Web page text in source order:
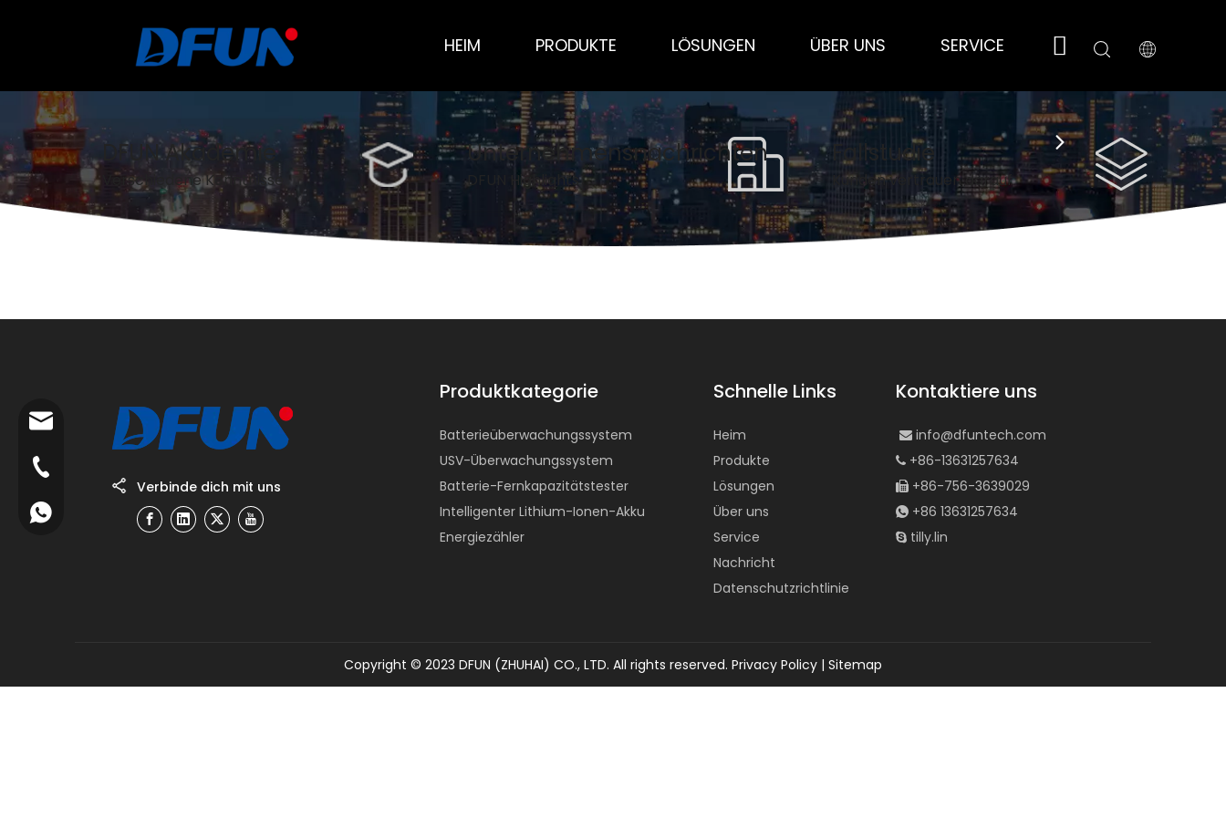
HEIM PRODUKTE LÖSUNGEN ÜBER UNS SERVICE NACHRICHT
DFUN Akademie
VerschiedeneKenntnisse
Unternehmensnachrichten
DFUN Highlights
Fallstudie
Kunden vertrauen darauf
Verbinde dich mit uns
Produktkategorie
Batterieüberwachungssystem
USV-Überwachungssystem
Batterie-Fernkapazitätstester
Intelligenter Lithium-Ionen-Akku
Energiezähler
info@dfuntech.com
+86 15919182362
Schnelle Links
Heim
Produkte
Lösungen
Über uns
Service
Nachricht
Datenschutzrichtlinie
Kontaktiere uns
 info@dfuntech.com
 +86-13631257634
 +86-756-3639029
 +86 13631257634
 tilly.lin
Copyright © 2023 DFUN (ZHUHAI) CO., LTD. All rights reserved. Privacy Policy | Sitemap